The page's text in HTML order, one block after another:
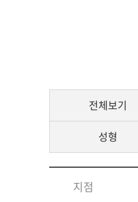
전체보기
성형
지점